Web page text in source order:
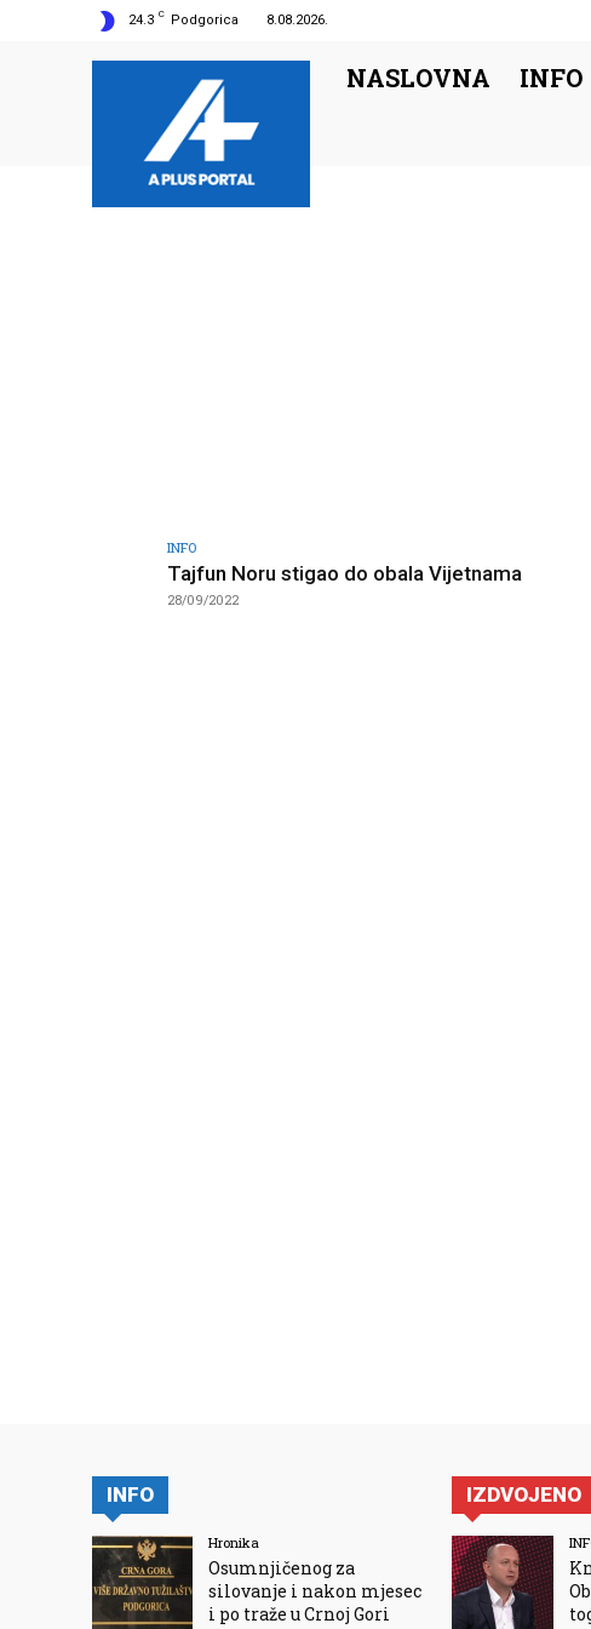
24.3 C Podgorica 8.08.2026.
NASLOVNA INFO
INFO
Tajfun Noru stigao do obala Vijetnama
28/09/2022
INFO
Hronika
Osumnjičenog za
silovanje i nakon mjesec
i po traže u Crnoj Gori
IZDVOJENO